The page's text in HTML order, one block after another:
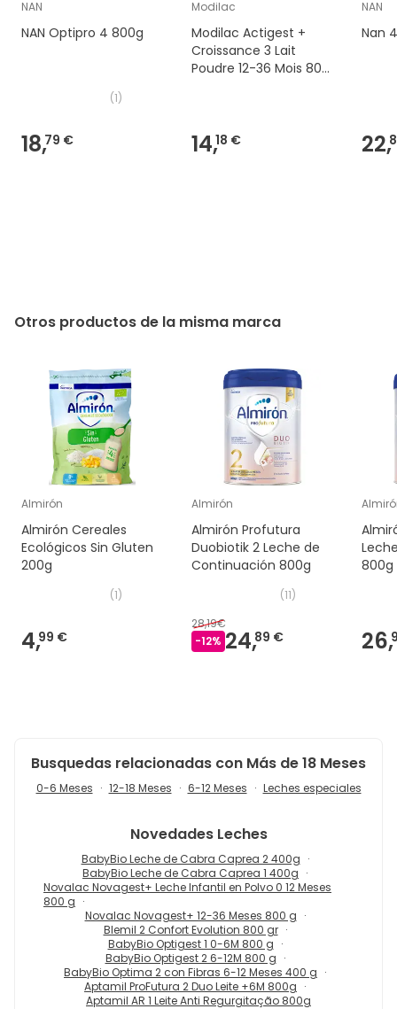
NAN
NAN Optipro 4 800g
(1)
18,79 €
Modilac
Modilac Actigest +
Croissance 3 Lait
Poudre 12-36 Mois 800
14,18 €
NAN
Nan
22,
Otros productos de la misma marca
Almirón
Almirón Cereales
Ecológicos Sin Gluten
200g
(1)
4,99 €
Almirón
Almirón Profutura
Duobiotik 2 Leche de
Continuación 800g
(11)
28,19€
-12% 24,89 €
800g
26,
Busquedas relacionadas con Más de 18 Meses
0-6 Meses 12-18 Meses 6-12 Meses Leches especiales
Novedades Leches
BabyBio Leche de Cabra Caprea 2 400g
BabyBio Leche de Cabra Caprea 1 400g
Novalac Novagest+ Leche Infantil en Polvo 0 12 Meses
800 g
Novalac Novagest+ 12-36 Meses 800 g
Blemil 2 Confort Evolution 800 gr
BabyBio Optigest 1 0-6M 800 g
BabyBio Optigest 2 6-12M 800 g
BabyBio Optima 2 con Fibras 6-12 Meses 400 g
Aptamil ProFutura 2 Duo Leite +6M 800g
Aptamil AR 1 Leite Anti Regurgitação 800g